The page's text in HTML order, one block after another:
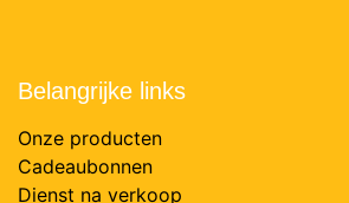
Belangrijke links
Onze producten
Cadeaubonnen
Dienst na verkoop